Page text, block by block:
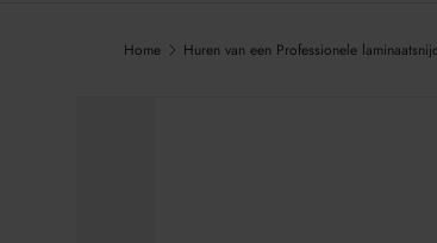
Home